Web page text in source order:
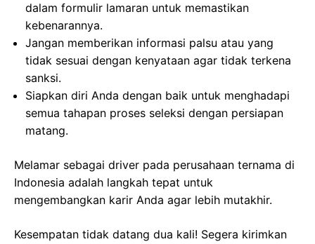
dalam formulir lamaran untuk memastikan
kebenarannya.
Jangan memberikan informasi palsu atau yang
tidak sesuai dengan kenyataan agar tidak terkena
sanksi.
Siapkan diri Anda dengan baik untuk menghadapi
semua tahapan proses seleksi dengan persiapan
matang.
Melamar sebagai driver pada perusahaan ternama di
Indonesia adalah langkah tepat untuk
mengembangkan karir Anda agar lebih mutakhir.
Kesempatan tidak datang dua kali! Segera kirimkan